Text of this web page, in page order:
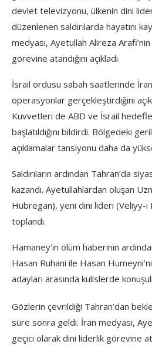
devlet televizyonu, ülkenin dini
düzenlenen saldırılarda hayatını
medyası, Ayetullah Alireza
görevine atandığını açıkladı.
İsrail ordusu sabah saatlerinde
operasyonlar gerçekleştirdiğini
Kuvvetleri de ABD ve İsrail
başlatıldığını bildirdi. Bölgedeki
açıklamalar tansiyonu daha da
Saldırıların ardından Tahran’da
kazandı. Ayetullahlardan oluşan
Hübregan), yeni dini lideri (Veliyy-i
toplandı.
Hamaney’in ölüm haberinin
Hasan Ruhani ile Hasan
adayları arasında kulislerde
Gözlerin çevrildiği Tahran’dan
süre sonra geldi. İran medyası,
geçici olarak dini liderlik görevine